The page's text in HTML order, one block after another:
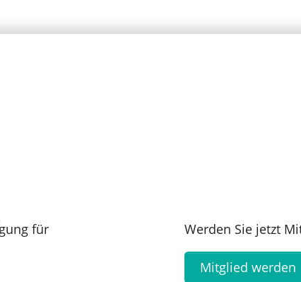
für
Werden Sie jetzt
Mitglied werden